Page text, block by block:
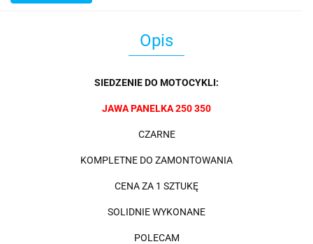
Opis
SIEDZENIE DO MOTOCYKLI:
JAWA PANELKA 250 350
CZARNE
KOMPLETNE DO ZAMONTOWANIA
CENA ZA 1 SZTUKĘ
SOLIDNIE WYKONANE
POLECAM